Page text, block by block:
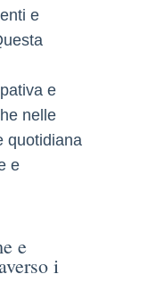
e
e
nelle
quotidiana
e
e
i